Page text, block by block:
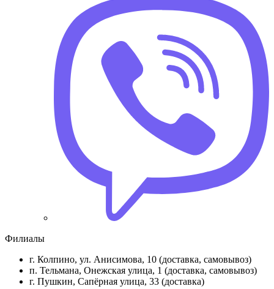
Филиалы
г. Колпино, ул. Анисимова, 10 (доставка, самовывоз)
п. Тельмана, Онежская улица, 1 (доставка, самовывоз)
г. Пушкин, Сапёрная улица, 33 (доставка)